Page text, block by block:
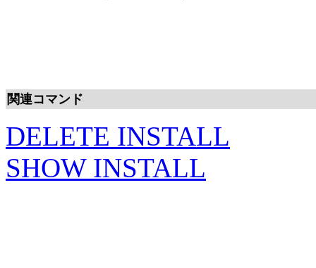
関連コマンド
DELETE INSTALL
SHOW INSTALL